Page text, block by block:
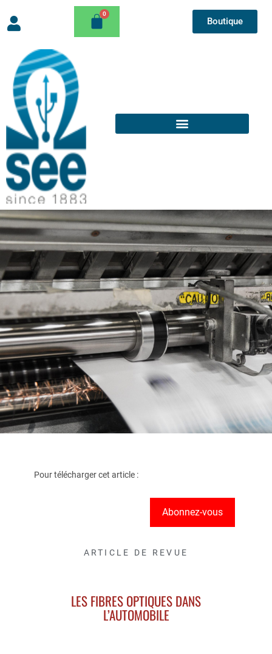
Boutique
Pour télécharger cet article :
Abonnez-vous
ARTICLE DE REVUE
LES FIBRES OPTIQUES DANS
L’AUTOMOBILE